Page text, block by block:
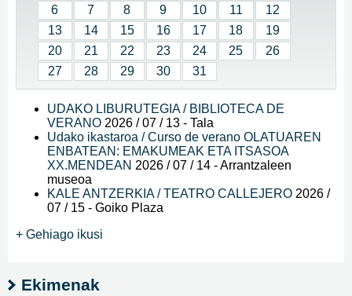
6
7 8 9 10 11
12
13
14 15 16 17 18
19
20
21 22 23 24 25
26
27
28 29 30 31
UDAKO LIBURUTEGIA / BIBLIOTECA DE
VERANO 2026 / 07 / 13 - Tala
Udako ikastaroa / Curso de verano OLATUAREN
ENBATEAN: EMAKUMEAK ETA ITSASOA
XX.MENDEAN 2026 / 07 / 14 -Arrantzaleen
museoa
KALE ANTZERKIA / TEATRO CALLEJERO 2026 /
07 / 15 - Goiko Plaza
+ Gehiago ikusi
Ekimenak